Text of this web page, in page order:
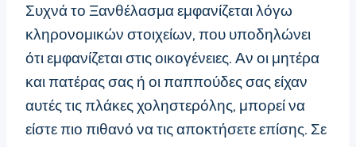
Συχνά το Ξανθέλασμα εμφανίζεται λόγω
κληρονομικών στοιχείων, που υποδηλώνει
ότι εμφανίζεται στις οικογένειες. Αν οι μητέρα
και πατέρας σας ή οι παππούδες σας είχαν
αυτές τις πλάκες χοληστερόλης, μπορεί να
είστε πιο πιθανό να τις αποκτήσετε επίσης. Σε